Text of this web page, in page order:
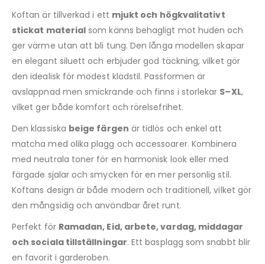
Koftan är tillverkad i ett mjukt och högkvalitativt
stickat material som känns behagligt mot huden och
ger värme utan att bli tung. Den långa modellen skapar
en elegant siluett och erbjuder god täckning, vilket gör
den idealisk för modest klädstil. Passformen är
avslappnad men smickrande och finns i storlekar S–XL,
vilket ger både komfort och rörelsefrihet.
Den klassiska beige färgen är tidlös och enkel att
matcha med olika plagg och accessoarer. Kombinera
med neutrala toner för en harmonisk look eller med
färgade sjalar och smycken för en mer personlig stil.
Koftans design är både modern och traditionell, vilket gör
den mångsidig och användbar året runt.
Perfekt för Ramadan, Eid, arbete, vardag, middagar
och sociala tillställningar. Ett basplagg som snabbt blir
en favorit i garderoben.